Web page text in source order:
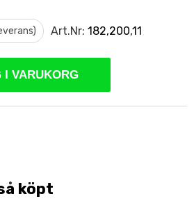
Art.Nr: 182,200,11
I VARUKORG
köpt